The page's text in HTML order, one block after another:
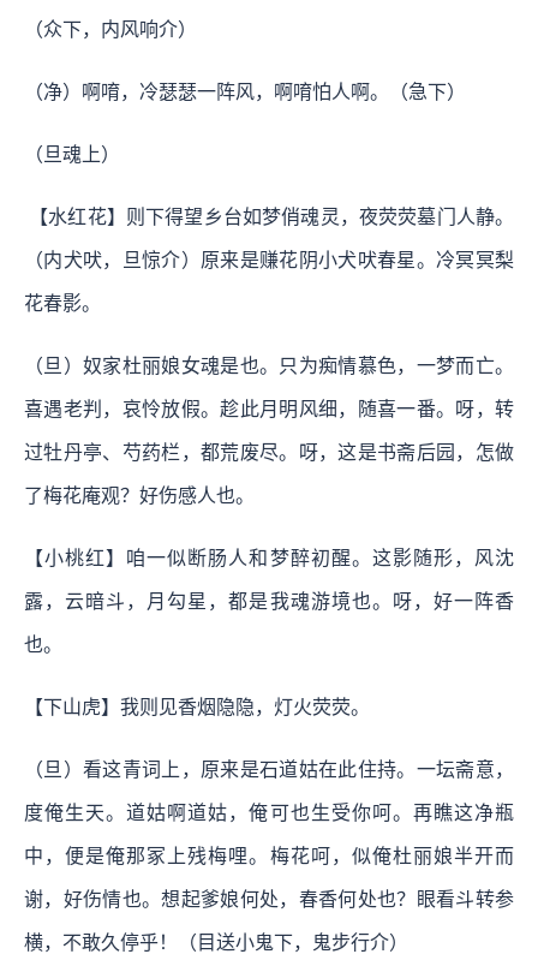
（众下，内风响介）
（净）啊唷，冷瑟瑟一阵风，啊唷怕人啊。（急下）
（旦魂上）
【水红花】则下得望乡台如梦俏魂灵，夜荧荧墓门人静。
（内犬吠，旦惊介）原来是赚花阴小犬吠春星。冷冥冥梨
花春影。
（旦）奴家杜丽娘女魂是也。只为痴情慕色，一梦而亡。
喜遇老判，哀怜放假。趁此月明风细，随喜一番。呀，转
过牡丹亭、芍药栏，都荒废尽。呀，这是书斋后园，怎做
了梅花庵观？好伤感人也。
【小桃红】咱一似断肠人和梦醉初醒。这影随形，风沈
露，云暗斗，月勾星，都是我魂游境也。呀，好一阵香
也。
【下山虎】我则见香烟隐隐，灯火荧荧。
（旦）看这青词上，原来是石道姑在此住持。一坛斋意，
度俺生天。道姑啊道姑，俺可也生受你呵。再瞧这净瓶
中，便是俺那冢上残梅哩。梅花呵，似俺杜丽娘半开而
谢，好伤情也。想起爹娘何处，春香何处也？眼看斗转参
横，不敢久停乎！（目送小鬼下，鬼步行介）